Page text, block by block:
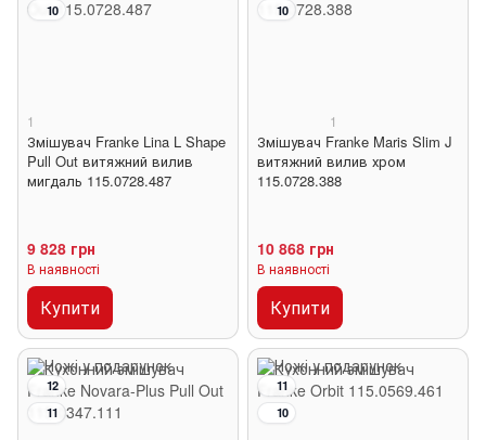
10
1
Змішувач Franke Lina L Shape
Pull Out витяжний вилив
мигдаль 115.0728.487
9 828 грн
В наявності
Купити
10
1
Змішувач Franke Maris Slim J
витяжний вилив хром
115.0728.388
10 868 грн
В наявності
Купити
12
11
11
10